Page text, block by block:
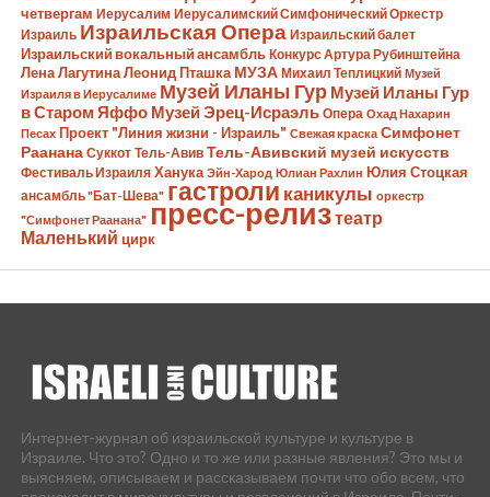
четвергам Иерусалим Иерусалимский Симфонический Оркестр
Израиль Израильская Опера Израильский балет
Израильский вокальный ансамбль Конкурс Артура Рубинштейна
Лена Лагутина Леонид Пташка МУЗА Михаил Теплицкий Музей
Израиля в Иерусалиме Музей Иланы Гур Музей Иланы Гур
в Старом Яффо Музей Эрец-Исраэль Опера Охад Нахарин
Песах Проект "Линия жизни - Израиль" Свежая краска Симфонет
Раанана Суккот Тель-Авив Тель-Авивский музей искусств
Фестиваль Израиля Ханука Эйн-Харод Юлиан Рахлин Юлия Стоцкая
ансамбль "Бат-Шева" гастроли каникулы оркестр
"Симфонет Раанана" пресс-релизтеатр
Маленький цирк
Интернет-журнал об израильской культуре и культуре в
Израиле. Что это? Одно и то же или разные явления? Это мы и
выясняем, описываем и рассказываем почти что обо всем, что